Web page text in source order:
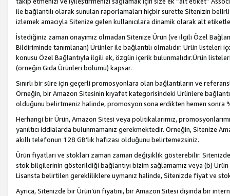
ile bağlantılı olarak sunulan raporlamaları hiçbir surette Sitenizin belirli
izlemek amacıyla Sitenize gelen kullanıcılara dinamik olarak alt
İstediğiniz zaman onayımız olmadan Sitenize Ürün (ve ilgili Özel
Bildiriminde tanımlanan) Ürünler ile bağlantılı olmalıdır. Ürün listeleri
konusu Özel Bağlantıyla ilgili ek, özgün içerik bulunmalıdır.Ürün
(örneğin Gıda Ürünleri bölümü) kapsar.
Sınırlı bir süre için geçerli promosyonlara olan bağlantıların ve
Örneğin, bir Amazon Sitesinin kıyafet kategorisindeki Ürünlere
olduğunu belirtmeniz halinde, promosyon sona erdikten hemen sonra
Herhangi bir Ürün, Amazon Sitesi veya politikalarımız,
yanıltıcı iddialarda bulunmamanız gerekmektedir. Örneğin, Sitenize
akıllı telefonun 128 GB’lık hafızası olduğunu belirtemezsiniz.
Ürün fiyatları ve stokları zaman zaman değişiklik gösterebilir.
stok bilgilerinin gösterildiği bağlantıyı bizim sağlamamız veya (b)
Lisansta belirtilen gerekliliklere uymanız halinde, Sitenizde fiyat ve
Ayrıca, Sitenizde bir Ürün’ün fiyatını, bir Amazon Sitesi dışında bir